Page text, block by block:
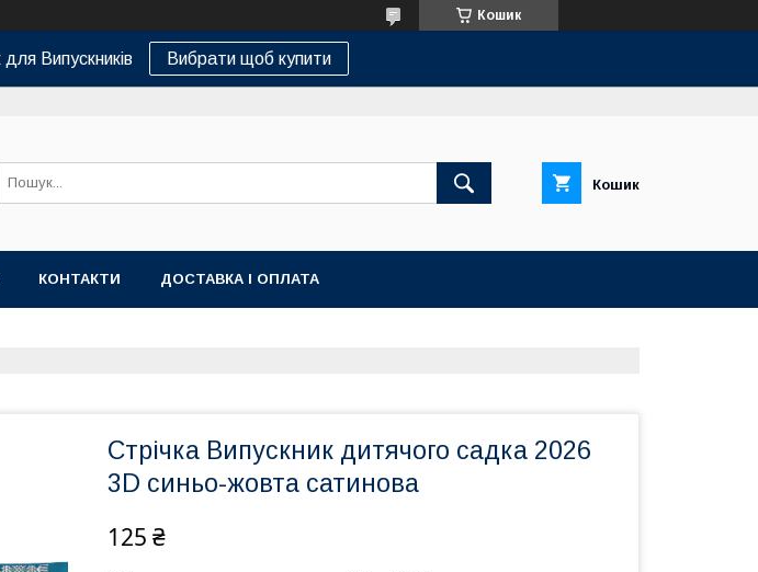
Кошик
Випускників Вибрати щоб купити
Кошик
КОНТАКТИ ДОСТАВКА І ОПЛАТА
Стрічка Випускник дитячого садка 2026
3D синьо-жовта сатинова
125 ₴